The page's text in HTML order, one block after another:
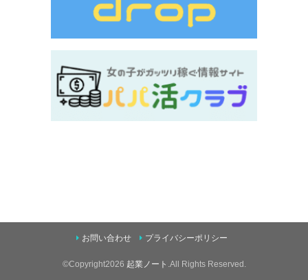
お問い合わせ プライバシーポリシー
©Copyright2026 起業ノート .All Rights Reserved.